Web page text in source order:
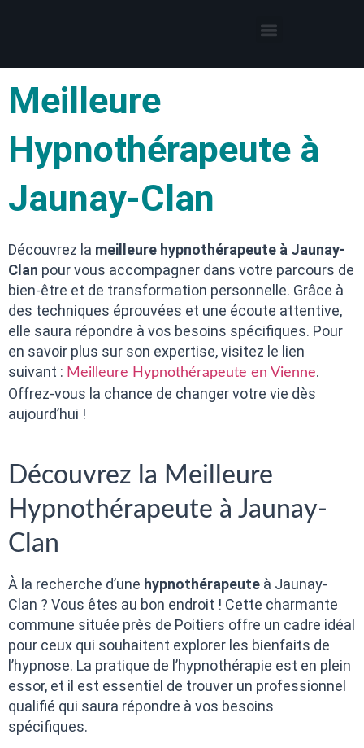
Meilleure
Hypnothérapeute à
Jaunay-Clan
Découvrez la meilleure hypnothérapeute à Jaunay-
Clan pour vous accompagner dans votre parcours de
bien-être et de transformation personnelle. Grâce à
des techniques éprouvées et une écoute attentive,
elle saura répondre à vos besoins spécifiques. Pour
en savoir plus sur son expertise, visitez le lien
suivant : Meilleure Hypnothérapeute en Vienne.
Offrez-vous la chance de changer votre vie dès
aujourd’hui !
Découvrez la Meilleure
Hypnothérapeute à Jaunay-
Clan
À la recherche d’une hypnothérapeute à Jaunay-
Clan ? Vous êtes au bon endroit ! Cette charmante
commune située près de Poitiers offre un cadre idéal
pour ceux qui souhaitent explorer les bienfaits de
l’hypnose. La pratique de l’hypnothérapie est en plein
essor, et il est essentiel de trouver un professionnel
qualifié qui saura répondre à vos besoins
spécifiques.